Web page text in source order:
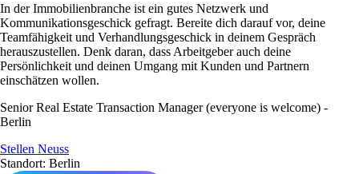
In der Immobilienbranche ist ein gutes Netzwerk und
Kommunikationsgeschick gefragt. Bereite dich darauf vor, deine
Teamfähigkeit und Verhandlungsgeschick in deinem Gespräch
herauszustellen. Denk daran, dass Arbeitgeber auch deine
Persönlichkeit und deinen Umgang mit Kunden und Partnern
einschätzen wollen.
Senior Real Estate Transaction Manager (everyone is welcome) -
Berlin
Stellen Neuss
Standort: Berlin